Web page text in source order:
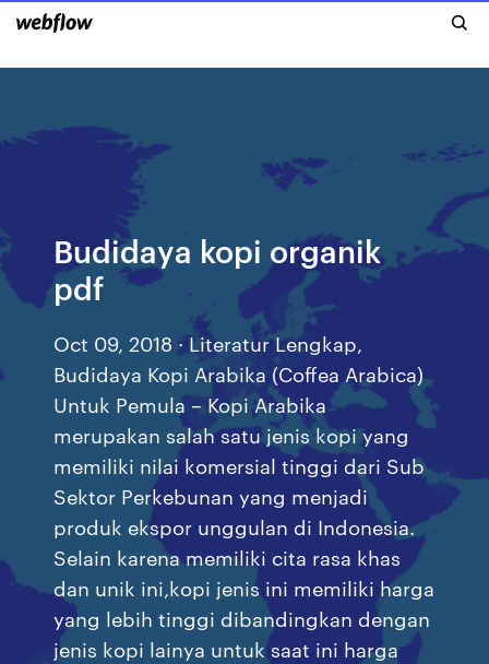
Budidaya kopi organik
pdf
Oct 09, 2018 · Literatur Lengkap,
Budidaya Kopi Arabika (Coffea Arabica)
Untuk Pemula – Kopi Arabika
merupakan salah satu jenis kopi yang
memiliki nilai komersial tinggi dari Sub
Sektor Perkebunan yang menjadi
produk ekspor unggulan di Indonesia.
Selain karena memiliki cita rasa khas
dan unik ini,kopi jenis ini memiliki harga
yang lebih tinggi dibandingkan dengan
jenis kopi lainya untuk saat ini harga